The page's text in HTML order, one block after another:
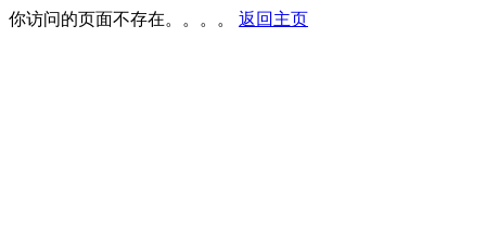
你访问的页面不存在。。。。 返回主页